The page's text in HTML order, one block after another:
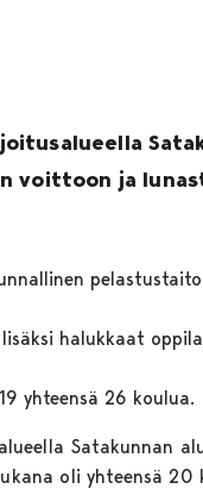
voittoon ja
halukkaat
yhteensä 26 koulua.
Satakunnan
oli yhteensä 20